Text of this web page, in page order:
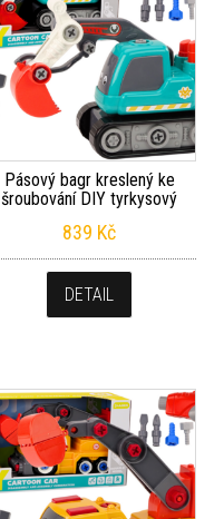
Pásový bagr kreslený ke
šroubování DIY tyrkysový
839 Kč
DETAIL